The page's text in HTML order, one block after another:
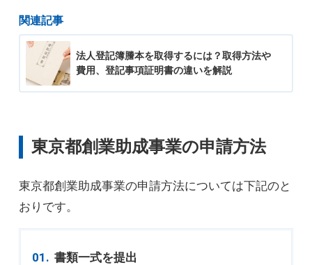
関連記事
法人登記簿謄本を取得するには？取得方法や
費用、登記事項証明書の違いを解説
東京都創業助成事業の申請方法
東京都創業助成事業の申請方法については下記のと
おりです。
書類一式を提出